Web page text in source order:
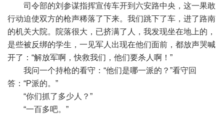
司令部的刘参谋指挥宣传车开到六安路中央，这一果敢
行动迫使双方的枪声稀落了下来。我们跳下了车，进了路南
的机关大院。院落很大，已挤满了人，我发现坐在地上的，
是些被反绑的学生，一见军人出现在他们面前，都放声哭喊
开了：“解放军啊，快救我们，他们要杀人啊！”
我问一个持枪的看守：“他们是哪一派的？”看守回
答：“P派的。”
“你们抓了多少人？”
“一百多吧。”